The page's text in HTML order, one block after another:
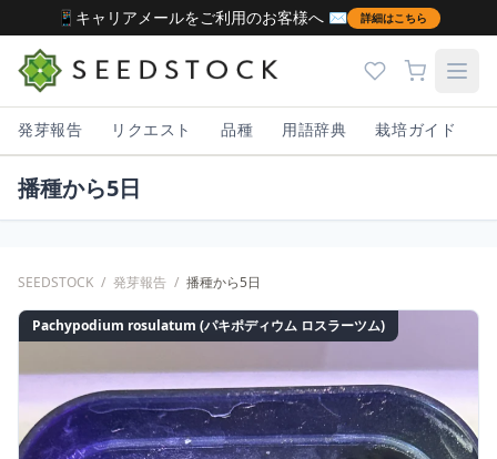
📱キャリアメールをご利用のお客様へ ✉️ 詳細はこちら
発芽報告 リクエスト 品種 用語辞典 栽培ガイド
播種から5日
SEEDSTOCK / 発芽報告 / 播種から5日
Pachypodium rosulatum (パキポディウム ロスラーツム)